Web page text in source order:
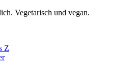
Vegetarisch und vegan.
Z